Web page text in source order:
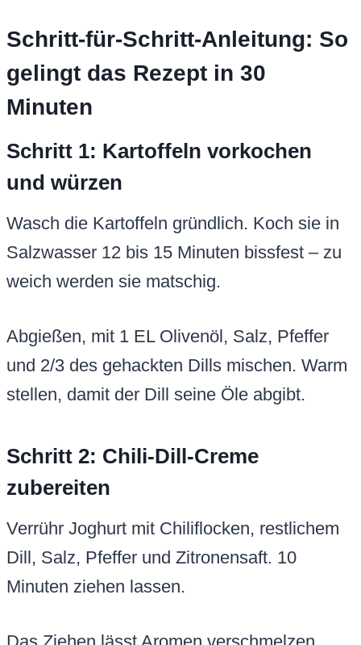
Schritt-für-Schritt-Anleitung: So
gelingt das Rezept in 30
Minuten
Schritt 1: Kartoffeln vorkochen
und würzen
Wasch die Kartoffeln gründlich. Koch sie in
Salzwasser 12 bis 15 Minuten bissfest – zu
weich werden sie matschig.
Abgießen, mit 1 EL Olivenöl, Salz, Pfeffer
und 2/3 des gehackten Dills mischen. Warm
stellen, damit der Dill seine Öle abgibt.
Schritt 2: Chili-Dill-Creme
zubereiten
Verrühr Joghurt mit Chiliflocken, restlichem
Dill, Salz, Pfeffer und Zitronensaft. 10
Minuten ziehen lassen.